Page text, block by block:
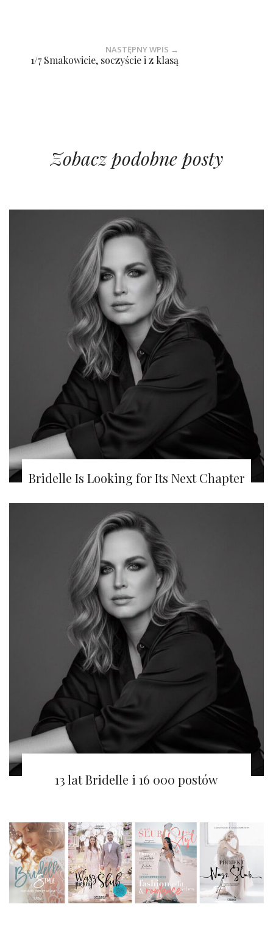
NASTĘPNY WPIS →
1/7 Smakowicie, soczyście i z klasą
Zobacz podobne posty
Bridelle Is Looking for Its Next Chapter
Bridelle 正在寻找新的发展篇章
13 lat Bridelle i 16 000 postów